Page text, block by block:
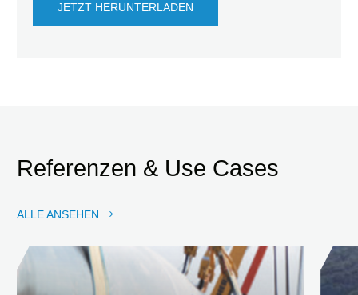
JETZT HERUNTERLADEN
Referenzen & Use Cases
ALLE ANSEHEN